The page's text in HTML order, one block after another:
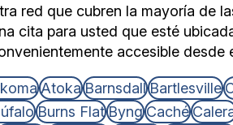
red que cubren la mayoría de
cita para usted que esté
accesible desde
AtokaBarnsdallBartlesville
Burns FlatByngCaché